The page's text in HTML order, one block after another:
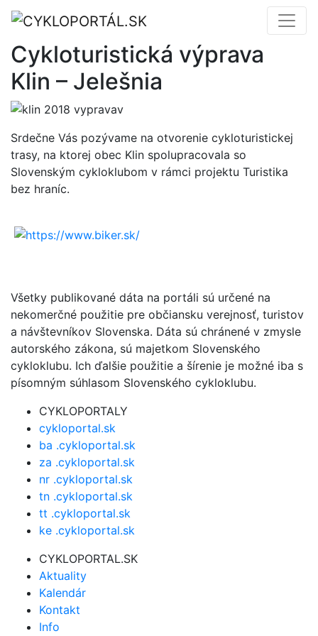
Cykloturistická výprava
Klin – Jelešnia
Srdečne Vás pozývame na otvorenie cykloturistickej
trasy, na ktorej obec Klin spolupracovala so
Slovenským cykloklubom v rámci projektu Turistika
bez hraníc.
Všetky publikované dáta na portáli sú určené na
nekomerčné použitie pre občiansku verejnosť, turistov
a návštevníkov Slovenska. Dáta sú chránené v zmysle
autorského zákona, sú majetkom Slovenského
cykloklubu. Ich ďalšie použitie a šírenie je možné iba s
písomným súhlasom Slovenského cykloklubu.
CYKLOPORTALY
cykloportal.sk
ba .cykloportal.sk
za .cykloportal.sk
nr .cykloportal.sk
tn .cykloportal.sk
tt .cykloportal.sk
ke .cykloportal.sk
CYKLOPORTAL.SK
Aktuality
Kalendár
Kontakt
Info